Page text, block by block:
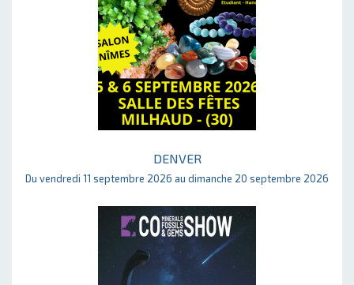
DENVER
Du vendredi 11 septembre 2026 au dimanche 20 septembre 2026